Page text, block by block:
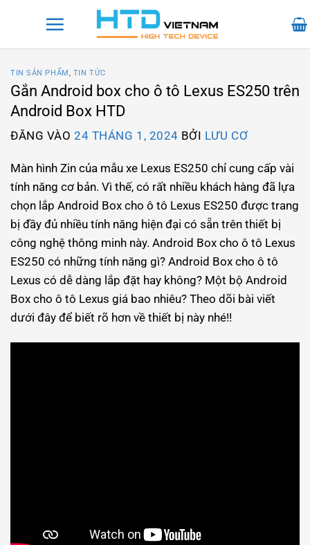
TIN SẢN PHẨM, TIN TỨC
Gắn Android box cho ô tô Lexus ES250 trên
Android Box HTD
ĐĂNG VÀO24 THÁNG 1, 2024 BỞI LƯU CƠ
Màn hình Zin của mẫu xe Lexus ES250 chỉ cung cấp vài
tính năng cơ bản. Vì thế, có rất nhiều khách hàng đã lựa
chọn lắp Android Box cho ô tô Lexus ES250 được trang
bị đầy đủ nhiều tính năng hiện đại có sẵn trên thiết bị
công nghệ thông minh này. Android Box cho ô tô Lexus
ES250 có những tính năng gì? Android Box cho ô tô
Lexus có dễ dàng lắp đặt hay không? Một bộ Android
Box cho ô tô Lexus giá bao nhiêu? Theo dõi bài viết
dưới đây để biết rõ hơn về thiết bị này nhé!!